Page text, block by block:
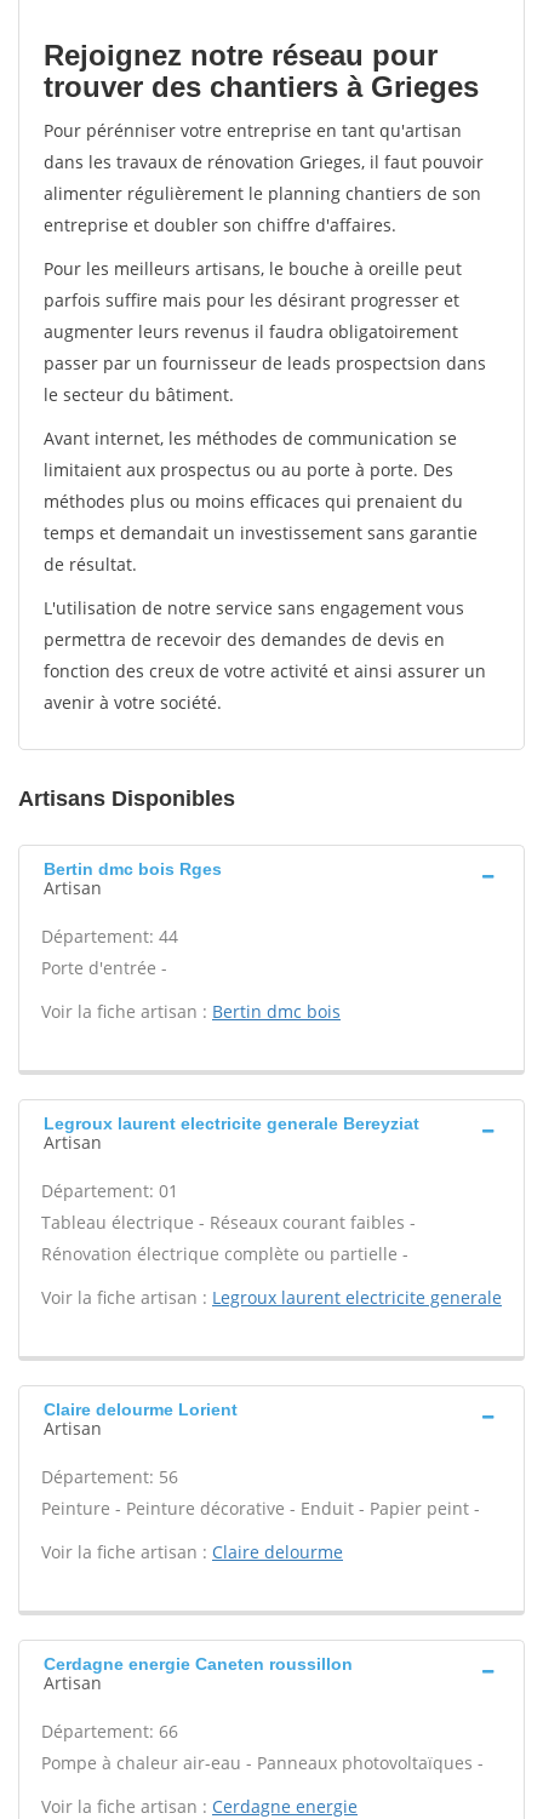
Rejoignez notre réseau pour
trouver des chantiers à Grieges
Pour pérénniser votre entreprise en tant qu'artisan
dans les travaux de rénovation Grieges, il faut pouvoir
alimenter régulièrement le planning chantiers de son
entreprise et doubler son chiffre d'affaires.
Pour les meilleurs artisans, le bouche à oreille peut
parfois suffire mais pour les désirant progresser et
augmenter leurs revenus il faudra obligatoirement
passer par un fournisseur de leads prospectsion dans
le secteur du bâtiment.
Avant internet, les méthodes de communication se
limitaient aux prospectus ou au porte à porte. Des
méthodes plus ou moins efficaces qui prenaient du
temps et demandait un investissement sans garantie
de résultat.
L'utilisation de notre service sans engagement vous
permettra de recevoir des demandes de devis en
fonction des creux de votre activité et ainsi assurer un
avenir à votre société.
Artisans Disponibles
Bertin dmc bois Rges
Artisan
Département: 44
Porte d'entrée -
Voir la fiche artisan : Bertin dmc bois
Legroux laurent electricite generale Bereyziat
Artisan
Département: 01
Tableau électrique - Réseaux courant faibles -
Rénovation électrique complète ou partielle -
Voir la fiche artisan : Legroux laurent electricite generale
Claire delourme Lorient
Artisan
Département: 56
Peinture - Peinture décorative - Enduit - Papier peint -
Voir la fiche artisan : Claire delourme
Cerdagne energie Caneten roussillon
Artisan
Département: 66
Pompe à chaleur air-eau - Panneaux photovoltaïques -
Voir la fiche artisan : Cerdagne energie